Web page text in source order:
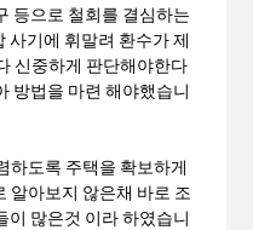
등으로 철회를 결심하는
사기에 휘말려 환수가 제
신중하게 판단해야한다
방법을 마련 해야했습니
하도록 주택을 확보하게
알아보지 않은채 바로 조
이 많은것 이라 하였습니